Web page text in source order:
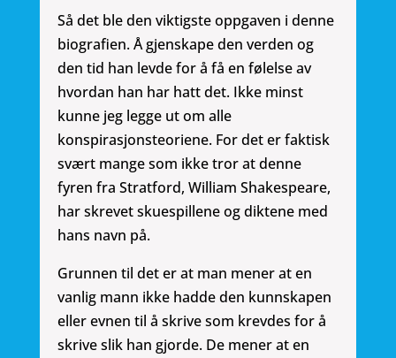
Så det ble den viktigste oppgaven i denne
biografien. Å gjenskape den verden og
den tid han levde for å få en følelse av
hvordan han har hatt det. Ikke minst
kunne jeg legge ut om alle
konspirasjonsteoriene. For det er faktisk
svært mange som ikke tror at denne
fyren fra Stratford, William Shakespeare,
har skrevet skuespillene og diktene med
hans navn på.
Grunnen til det er at man mener at en
vanlig mann ikke hadde den kunnskapen
eller evnen til å skrive som krevdes for å
skrive slik han gjorde. De mener at en